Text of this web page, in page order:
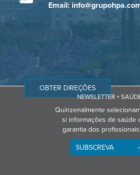
Email:
OBTER DIREÇÕES
NEWSLETTER +
Quinzenalmente
si informações de saúde
garantia dos profissionais
SUBSCREVA